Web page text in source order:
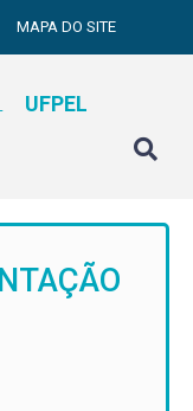
MAPA DO SITE
UFPEL